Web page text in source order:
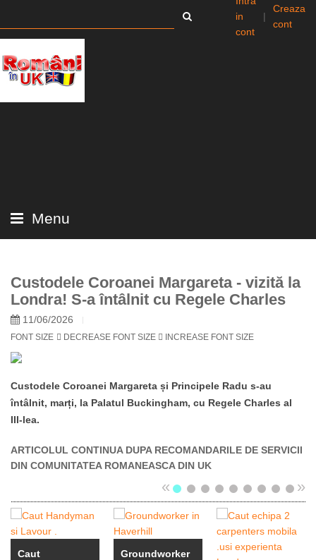
in
cont
|
Creaza
cont
Menu
Custodele Coroanei Margareta - vizită la
Londra! S-a întâlnit cu Regele Charles
11/06/2026
FONT SIZE DECREASE FONT SIZE INCREASE FONT SIZE
Custodele Coroanei Margareta și Principele Radu s-au
întâlnit, marți, la Palatul Buckingham, cu Regele Charles al
III-lea.
ARTICOLUL CONTINUA DUPA RECOMANDARILE DE SERVICII
DIN COMUNITATEA ROMANEASCA DIN UK
« »
Caut
Groundworker